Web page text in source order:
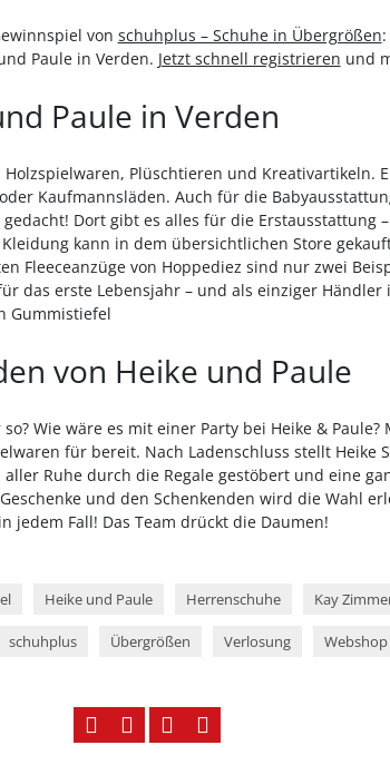
von schuhplus – Schuhe in Übergrößen
Paule in Verden. Jetzt schnell registrieren und
Paule in Verden
Holzspielwaren, Plüschtieren und Kreativartikeln.
Kaufmannsläden. Auch für die
Dort gibt es alles für die Erstausstattung
kann in dem übersichtlichen Store
Fleeceanzüge von Hoppediez sind nur zwei
das erste Lebensjahr – und als einziger Händler
Gummistiefel
von Heike und Paule
Wie wäre es mit einer Party bei Heike &
für bereit. Nach Ladenschluss stellt Heike
Ruhe durch die Regale gestöbert und eine
und den Schenkenden wird die Wahl
jedem Fall! Das Team drückt die Daumen!
Heike und Paule Herrenschuhe Kay
schuhplus Übergrößen Verlosung Webshop